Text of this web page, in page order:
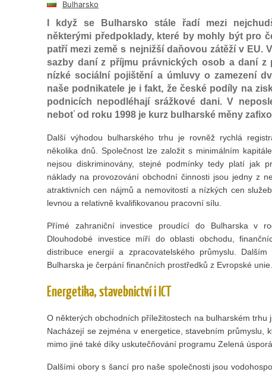
Bulharsko
I když se Bulharsko stále řadí mezi
některými předpoklady, které by mohly být pro
patří mezi země s nejnižší daňovou zátěží v EU.
sazby daní z příjmu právnických osob a daní
nízké sociální pojištění a úmluvy o zamezení
naše podnikatele je i fakt, že české podíly na
podnicích nepodléhají srážkové dani. V
neboť od roku 1998 je kurz bulharské měny
Další výhodou bulharského trhu je rovněž rychlá
několika dnů. Společnost lze založit s minimálním
nejsou diskriminovány, stejné podmínky tedy platí jak
náklady na provozování obchodní činnosti jsou jedny z
atraktivních cen nájmů a nemovitostí a nízkých cen
levnou a relativně kvalifikovanou pracovní sílu.
Přímé zahraniční investice proudící do Bulharska v
Dlouhodobé investice míří do oblasti obchodu,
distribuce energií a zpracovatelského průmyslu.
Bulharska je čerpání finančních prostředků z Evropské unie.
Energetika, stavebnictví i ICT
O některých obchodních příležitostech na bulharském trhu
Nacházejí se zejména v energetice, stavebním průmyslu,
mimo jiné také díky uskutečňování programu Zelená
Dalšími obory s šancí pro naše společnosti jsou